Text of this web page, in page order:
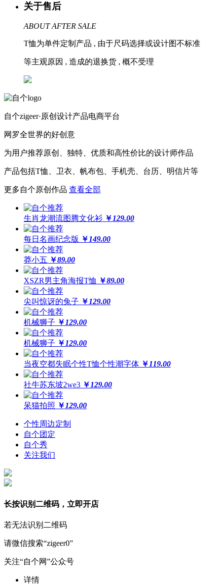
关于售后
ABOUT AFTER SALE
T恤为单件定制产品 , 由于尺码选择或设计图不标准
等主观原因 , 造成的退换货 , 概不受理
自个zigeer·原创设计产品电商平台
网罗全世界的好创意
为用户推荐原创、独特、优质和高性价比的设计师作品
产品包括T恤、卫衣、帆布包、手机壳、台历、明信片等
更多自个原创作品 查看全部
生肖龙潮流图腾文化衫 ￥ 129.00
每日名画纪念版 ￥ 149.00
莽小五 ￥89.00
XSZR男主角海报T恤 ￥89.00
尖叫惊讶的兔子 ￥ 129.00
机械狮子 ￥ 129.00
机械狮子 ￥ 129.00
当夜空都失眠个性T恤个性潮字体 ￥ 119.00
社牛苏东坡2we3 ￥ 129.00
呆猫拍照 ￥ 129.00
个性周边定制
自个团定
自个秀
关注我们
长按识别二维码，立即开店
若无法识别二维码
请微信搜索“zigeer0”
关注“自个网”公众号
详情